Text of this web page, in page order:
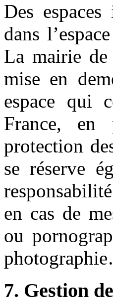
Des
dans
La mairie
mise en
espace qui
France, en
protection
se réserve
en cas de
ou
7. Gestion